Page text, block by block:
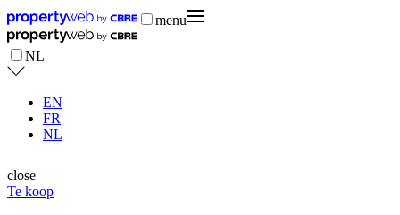
menu
NL
EN
FR
NL
close
Te koop